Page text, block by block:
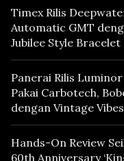
Timex Rilis
Automatic GMT
Jubilee Style Bracelet
Panerai Rilis
Pakai Carbotech,
dengan Vintage Vibes
Hands-On Review
60th Anniversary